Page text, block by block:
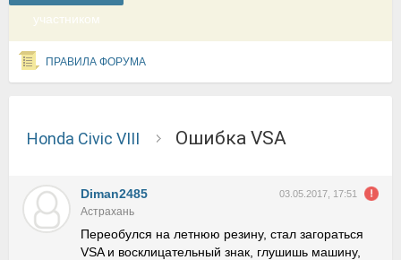
участником
ПРАВИЛА ФОРУМА
Honda Civic VIII ошибка VSA
Diman2485 03.05.2017, 17:51
Астрахань
Переобулся на летнюю резину, стал загораться
VSA и восклицательный знак, глушишь машину,